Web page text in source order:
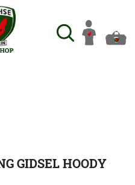
GIDSEL HOODY